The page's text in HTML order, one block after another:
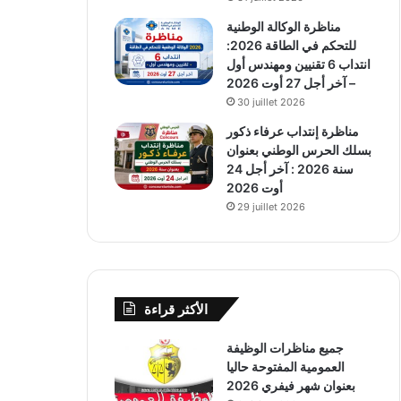
مناظرة الوكالة الوطنية
للتحكم في الطاقة 2026:
انتداب 6 تقنيين ومهندس أول
– آخر أجل 27 أوت 2026
30 juillet 2026
مناظرة إنتداب عرفاء ذكور
بسلك الحرس الوطني بعنوان
سنة 2026 : آخر أجل 24
أوت 2026
29 juillet 2026
الأكثر قراءة
جميع مناظرات الوظيفة
العمومية المفتوحة حاليا
بعنوان شهر فيفري 2026